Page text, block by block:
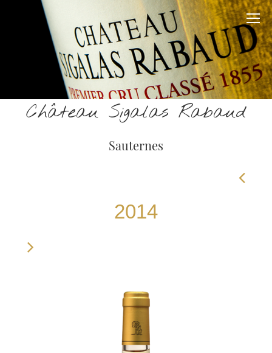
Château Sigalas Rabaud
Sauternes
2014